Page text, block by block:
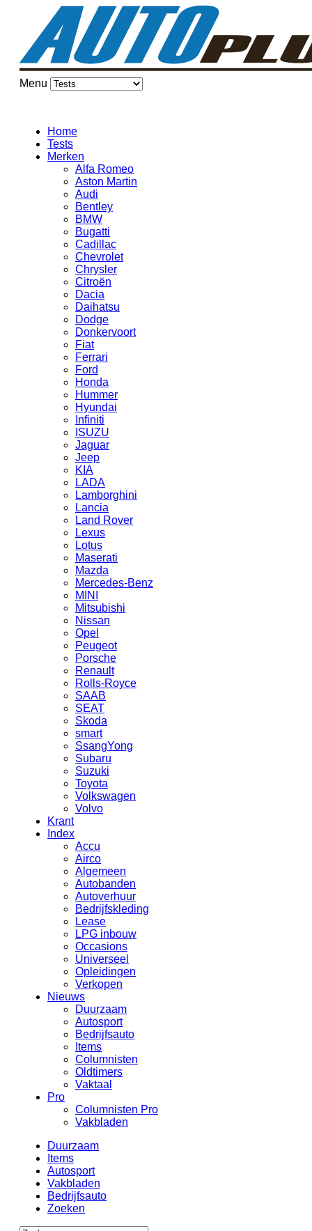
Menu
Home
Tests
Merken
Alfa Romeo
Aston Martin
Audi
Bentley
BMW
Bugatti
Cadillac
Chevrolet
Chrysler
Citroën
Dacia
Daihatsu
Dodge
Donkervoort
Fiat
Ferrari
Ford
Honda
Hummer
Hyundai
Infiniti
ISUZU
Jaguar
Jeep
KIA
LADA
Lamborghini
Lancia
Land Rover
Lexus
Lotus
Maserati
Mazda
Mercedes-Benz
MINI
Mitsubishi
Nissan
Opel
Peugeot
Porsche
Renault
Rolls-Royce
SAAB
SEAT
Skoda
smart
SsangYong
Subaru
Suzuki
Toyota
Volkswagen
Volvo
Krant
Index
Accu
Airco
Algemeen
Autobanden
Autoverhuur
Bedrijfskleding
Lease
LPG inbouw
Occasions
Universeel
Opleidingen
Verkopen
Nieuws
Duurzaam
Autosport
Bedrijfsauto
Items
Columnisten
Oldtimers
Vaktaal
Pro
Columnisten Pro
Vakbladen
Duurzaam
Items
Autosport
Vakbladen
Bedrijfsauto
Zoeken